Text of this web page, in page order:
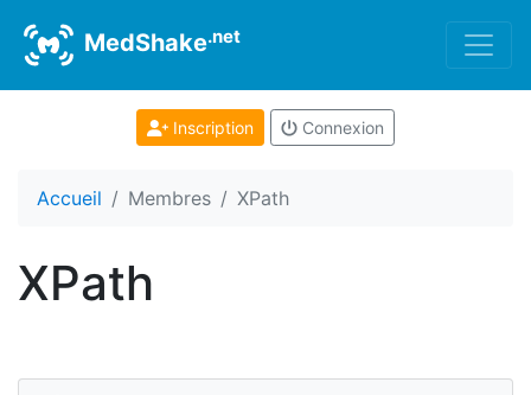
MedShake.net
Inscription Connexion
Accueil Membres XPath
XPath